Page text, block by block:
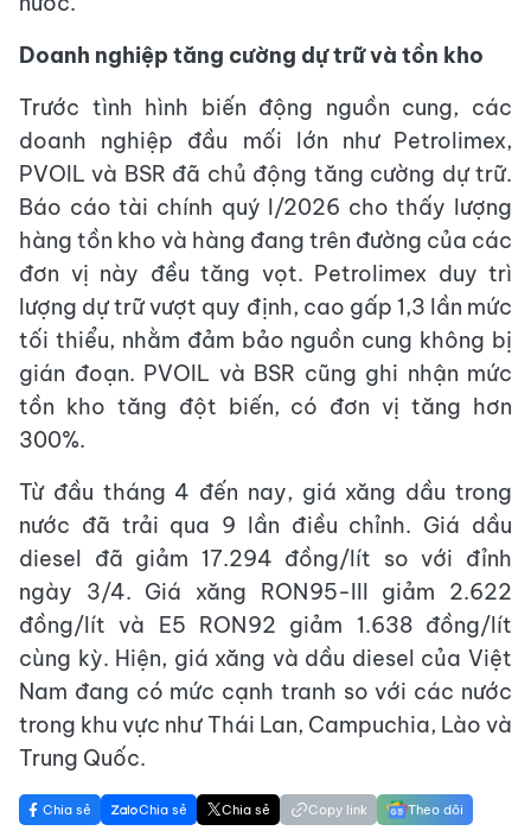
Doanh nghiệp tăng cường dự trữ và tồn kho
Trước tình hình biến động nguồn cung, các
doanh nghiệp đầu mối lớn như Petrolimex,
PVOIL và BSR đã chủ động tăng cường dự trữ.
Báo cáo tài chính quý I/2026 cho thấy lượng
hàng tồn kho và hàng đang trên đường của các
đơn vị này đều tăng vọt. Petrolimex duy trì
lượng dự trữ vượt quy định, cao gấp 1,3 lần mức
tối thiểu, nhằm đảm bảo nguồn cung không bị
gián đoạn. PVOIL và BSR cũng ghi nhận mức
tồn kho tăng đột biến, có đơn vị tăng hơn
300%.
Từ đầu tháng 4 đến nay, giá xăng dầu trong
nước đã trải qua 9 lần điều chỉnh. Giá dầu
diesel đã giảm 17.294 đồng/lít so với đỉnh
ngày 3/4. Giá xăng RON95-III giảm 2.622
đồng/lít và E5 RON92 giảm 1.638 đồng/lít
cùng kỳ. Hiện, giá xăng và dầu diesel của Việt
Nam đang có mức cạnh tranh so với các nước
trong khu vực như Thái Lan, Campuchia, Lào và
Trung Quốc.
Chia sẻ Chia sẻ Chia sẻ Copy link Theo dõi